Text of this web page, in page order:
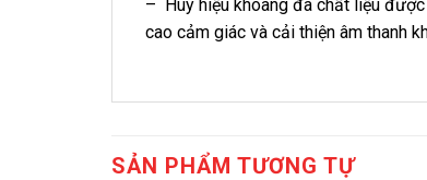
– Huy hiệu khoang đa chất liệu
cao cảm giác và cải thiện âm thanh
SẢN PHẨM TƯƠNG TỰ